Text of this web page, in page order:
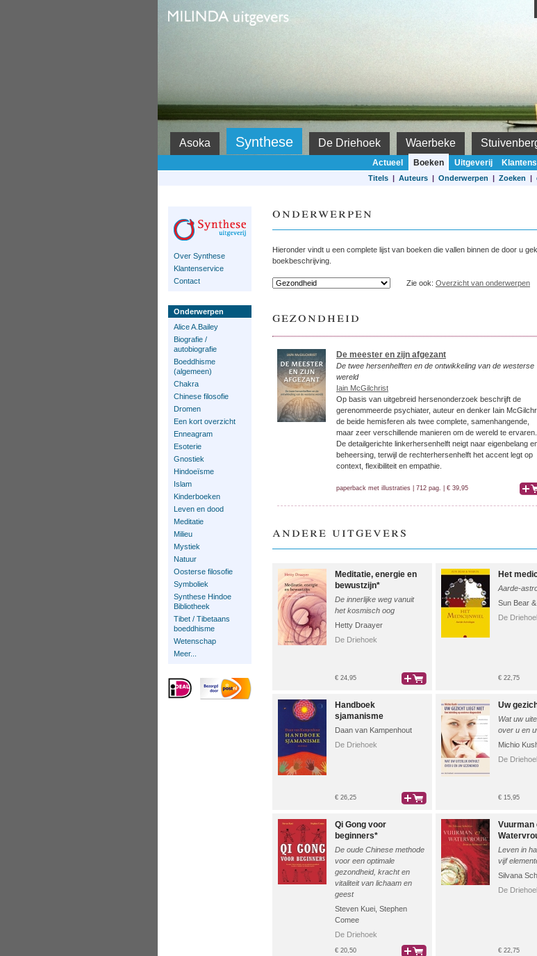
Asoka Synthese De Driehoek Waerbeke
Actueel Boeken Uitgeverij
Titels| Auteurs| Onderwerpen | Zoeken |
Over Synthese
Klantenservice
Contact
Onderwerpen
Alice A.Bailey
Biografie /
autobiografie
Boeddhisme
(algemeen)
Chakra
Chinese filosofie
Dromen
Een kort overzicht
Enneagram
Esoterie
Gnostiek
Hindoeïsme
Islam
Kinderboeken
Leven en dood
Meditatie
Milieu
Mystiek
Natuur
Oosterse filosofie
Symboliek
Synthese Hindoe
Bibliotheek
Tibet / Tibetaans
boeddhisme
Wetenschap
Meer...
onderwerpen
Hieronder vindt u een complete lijst van boeken die vallen binnen de door u
boekbeschrijving.
Zie ook: Overzicht van onderwerpen
gezondheid
De meester en zijn afgezant
De twee hersenhelften en de ontwikkeling van de westerse
wereld
Iain McGilchrist
Op basis van uitgebreid hersenonderzoek beschrijft de
gerenommeerde psychiater, auteur en denker Iain
de beide hemisferen als twee complete, samenhangende,
maar zeer verschillende manieren om de wereld te ervaren.
De detailgerichte linkerhersenhelft neigt naar eigenbelang
beheersing, terwijl de rechterhersenhelft het accent legt op
context, flexibiliteit en empathie.
paperback met illustraties | 712 pag. | € 39,95
andere uitgevers
Meditatie, energie en
bewustzijn*
De innerlijke weg vanuit
het kosmisch oog
Hetty Draayer
De Driehoek
€ 24,95
Het
Aarde-
Sun Bear
De
€ 22,75
Handboek
sjamanisme
Daan van Kampenhout
De Driehoek
€ 26,25
Uw
Wat uw
over u en
Michio
De
€ 15,95
Qi Gong voor
beginners*
De oude Chinese methode
voor een optimale
gezondheid, kracht en
vitaliteit van lichaam en
geest
Steven Kuei Stephen
Comee
De Driehoek
€ 20,50
Vuurman
Leven in
vijf
Silvana
De
€ 22,75